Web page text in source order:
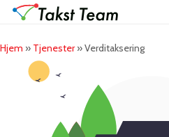
Hjem » Tjenester»Verditaksering